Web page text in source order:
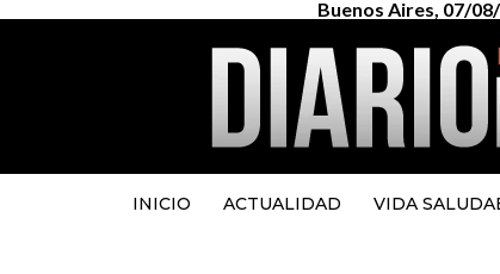
Buenos Aires, 07/
INICIO ACTUALIDAD VIDA